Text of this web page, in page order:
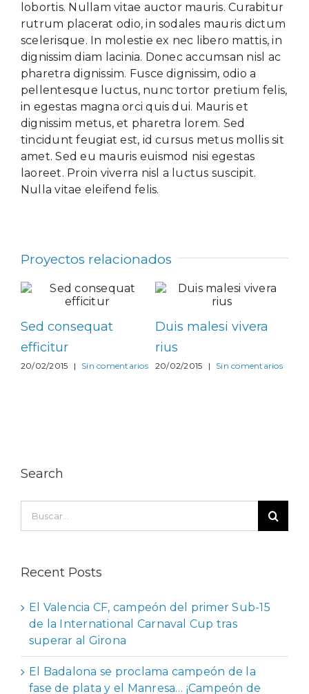
lobortis. Nullam vitae auctor mauris. Curabitur
rutrum placerat odio, in sodales mauris dictum
scelerisque. In molestie ex nec libero mattis, in
dignissim diam lacinia. Donec accumsan nisl ac
pharetra dignissim. Fusce dignissim, odio a
pellentesque luctus, nunc tortor pretium felis,
in egestas magna orci quis dui. Mauris et
dignissim metus, et pharetra lorem. Sed
tincidunt feugiat est, id cursus metus mollis sit
amet. Sed eu mauris euismod nisi egestas
laoreet. Proin viverra nisl a luctus suscipit.
Nulla vitae eleifend felis.
Proyectos relacionados
Neque porro
quisquam
21/05/2015 Sin comentarios
21/05/2015 | Sin comentarios
Search
Recent Posts
El Valencia CF, campeón del primer Sub-15
de la International Carnaval Cup tras
superar al Girona
El Badalona se proclama campeón de la
fase de plata y el Manresa… ¡Campeón de